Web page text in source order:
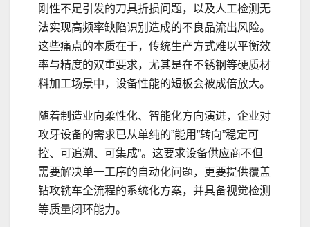
刚性不足引发的刀具折损问题，以及人工检测无
法实现高频率缺陷识别造成的不良品流出风险。
这些痛点的本质在于，传统生产方式难以平衡效
率与精度的双重要求，尤其是在不锈钢等硬质材
料加工场景中，设备性能的短板会被成倍放大。
随着制造业向柔性化、智能化方向演进，企业对
攻牙设备的需求已从单纯的”能用”转向”稳定可
控、可追溯、可集成”。这要求设备供应商不但
需要解决单一工序的自动化问题，更要提供覆盖
钻攻铣车全流程的系统化方案，并具备视觉检测
等质量闭环能力。